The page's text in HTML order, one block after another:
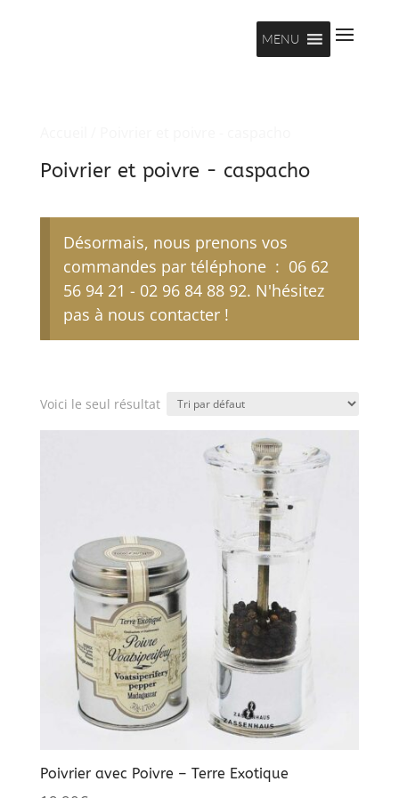
MENU
Poivrier et poivre - caspacho
Désormais, nous prenons vos
commandes par téléphone : 06 62
56 94 21 - 02 96 84 88 92. N'hésitez
pas à nous contacter !
Voici le seul résultat
Poivrier avec Poivre – Terre Exotique